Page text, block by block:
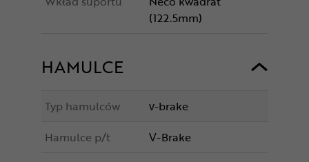
(122.5mm)
HAMULCE
Typ hamulców
v-brake
Hamulce p/t
V-Brake